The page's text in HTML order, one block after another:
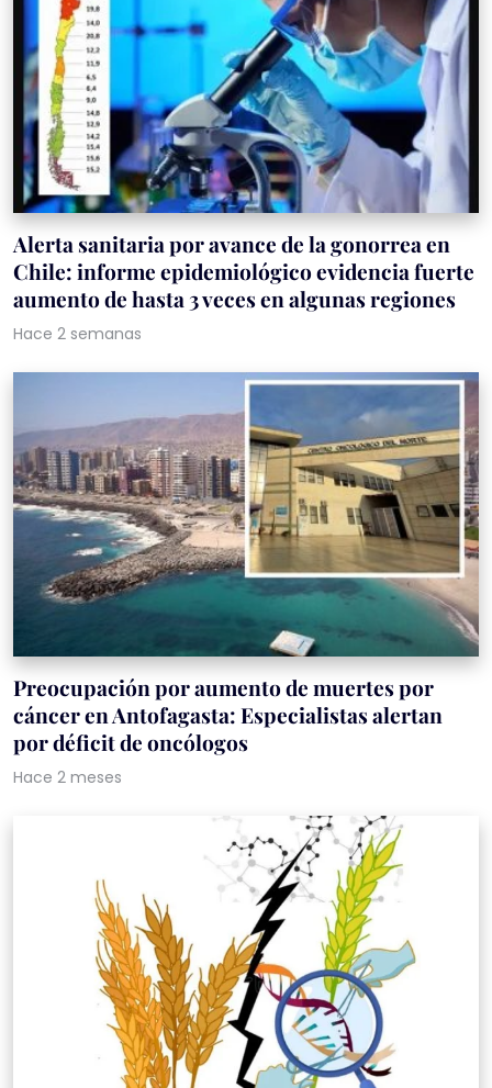
Alerta sanitaria por avance de la gonorrea en
Chile: informe epidemiológico evidencia fuerte
aumento de hasta 3 veces en algunas regiones
Hace 2 semanas
Preocupación por aumento de muertes por
cáncer en Antofagasta: Especialistas alertan
por déficit de oncólogos
Hace 2 meses